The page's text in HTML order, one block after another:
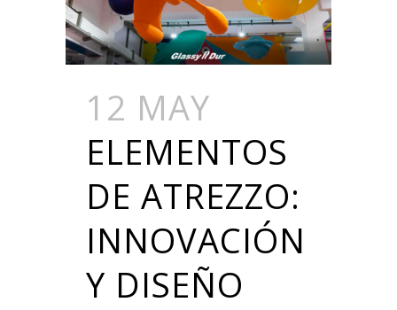
12 MAY
ELEMENTOS
DE ATREZZO:
INNOVACIÓN
Y DISEÑO